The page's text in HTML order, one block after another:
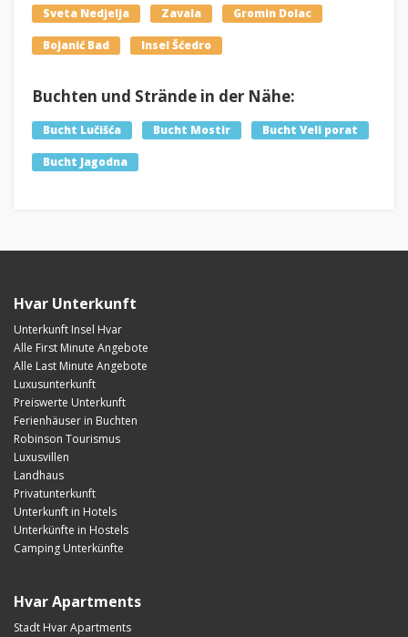
Sveta Nedjelja Zavala Gromin Dolac
Bojanić Bad Insel Šćedro
Buchten und Strände in der Nähe:
Bucht Lučišća Bucht Mostir Bucht Veli porat
Bucht Jagodna
Hvar Unterkunft
Unterkunft Insel Hvar
Alle First Minute Angebote
Alle Last Minute Angebote
Luxusunterkunft
Preiswerte Unterkunft
Ferienhäuser in Buchten
Robinson Tourismus
Luxusvillen
Landhaus
Privatunterkunft
Unterkunft in Hotels
Unterkünfte in Hostels
Camping Unterkünfte
Hvar Apartments
Stadt Hvar Apartments